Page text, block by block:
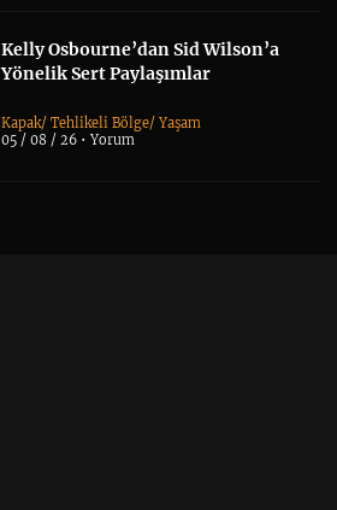
Kelly Osbourne’dan Sid Wilson’a
Yönelik Sert Paylaşımlar
Kapak/Tehlikeli Bölge/Yaşam
05 / 08 / 26 •Yorum